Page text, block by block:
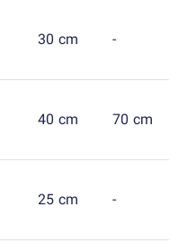
30 cm -
40 cm 70 cm
25 cm -